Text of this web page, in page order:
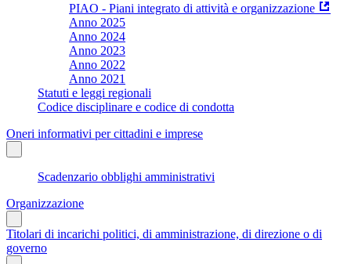
PIAO - Piani integrato di attività e organizzazione
Anno 2025
Anno 2024
Anno 2023
Anno 2022
Anno 2021
Statuti e leggi regionali
Codice disciplinare e codice di condotta
Oneri informativi per cittadini e imprese
Scadenzario obblighi amministrativi
Organizzazione
Titolari di incarichi politici, di amministrazione, di direzione o di
governo